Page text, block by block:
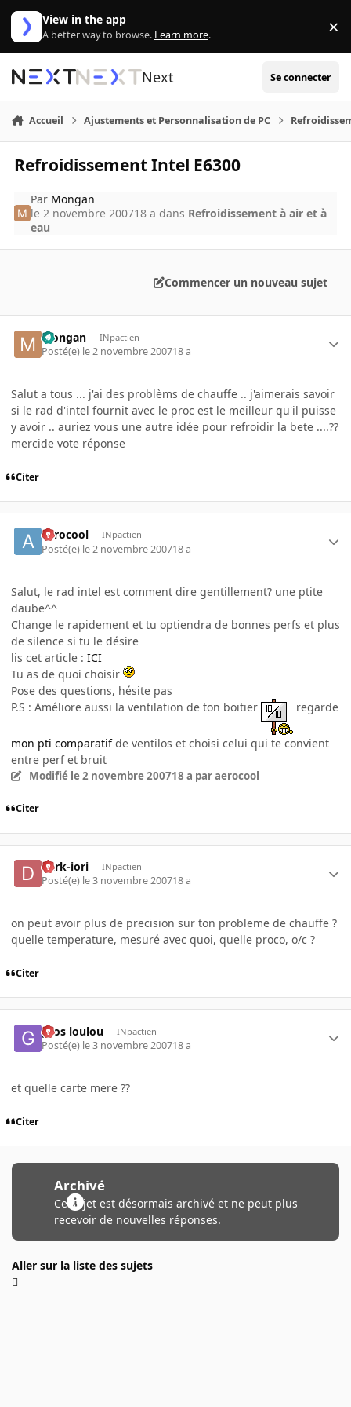
Aller au contenu
View in the app
A better way to browse. Learn more. ×
Next Se connecter
Accueil Ajustements et Personnalisation de PC
Refroidissement Intel E6300
Par Mongan
le 2 novembre 200718 a dans Refroidissement à air et à
eau
Commencer un nouveau sujet
Mongan INpactien
Posté(e) le 2 novembre 200718 a
Salut a tous ... j'ai des problèms de chauffe .. j'aimerais savoir
si le rad d'intel fournit avec le proc est le meilleur qu'il puisse
y avoir .. auriez vous une autre idée pour refroidir la bete ....??
mercide vote réponse
Citer
aerocool INpactien
Posté(e) le 2 novembre 200718 a
Salut, le rad intel est comment dire gentillement? une ptite
daube^^
Change le rapidement et tu optiendra de bonnes perfs et plus
de silence si tu le désire
lis cet article : ICI
Tu as de quoi choisir
Pose des questions, hésite pas
P.S : Améliore aussi la ventilation de ton boitier
regarde
mon pti comparatifde ventilos et choisi celui qui te convient
entre perf et bruit
Modifié le 2 novembre 200718 a par aerocool
Citer
dark-iori INpactien
Posté(e) le 3 novembre 200718 a
on peut avoir plus de precision sur ton probleme de chauffe ?
quelle temperature, mesuré avec quoi, quelle proco, o/c ?
Citer
gros loulou INpactien
Posté(e) le 3 novembre 200718 a
et quelle carte mere ??
Citer
Archivé
Ce sujet est désormais archivé et ne peut plus
recevoir de nouvelles réponses.
Aller sur la liste des sujets